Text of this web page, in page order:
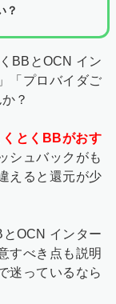
？
BBとOCN イン
「プロバイダご
？
くとくBBがおす
シュバックがも
えると還元が少
OCN インター
すべき点も説明
迷っているなら